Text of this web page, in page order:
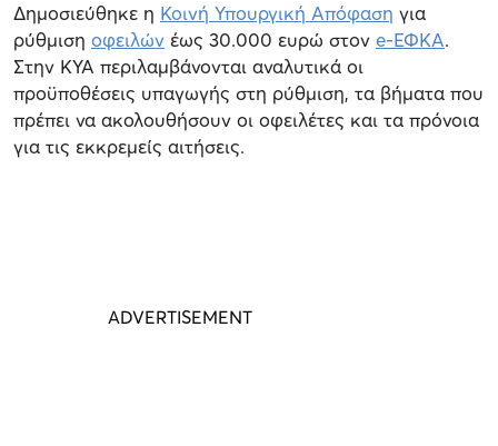
Δημοσιεύθηκε η Κοινή Υπουργική Απόφαση για
ρύθμιση οφειλών έως 30.000 ευρώ στον e-ΕΦΚΑ.
Στην ΚΥΑ περιλαμβάνονται αναλυτικά οι
προϋποθέσεις υπαγωγής στη ρύθμιση, τα βήματα που
πρέπει να ακολουθήσουν οι οφειλέτες και τα πρόνοια
για τις εκκρεμείς αιτήσεις.